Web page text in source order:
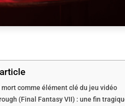
comme élément clé du jeu vidéo
(Final Fantasy VII) : une fin